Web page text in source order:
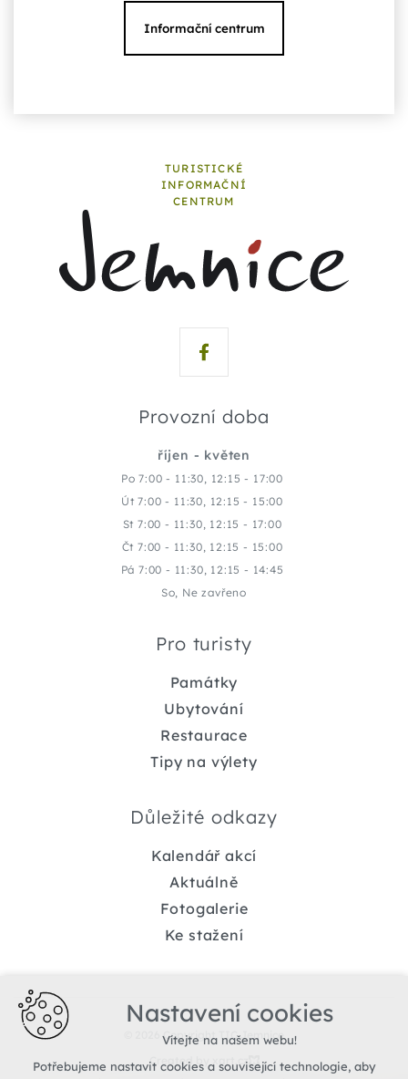
Informační centrum
TURISTICKÉ
INFORMAČNÍ
CENTRUM
Provozní doba
říjen - květen
Po 7:00 - 11:30, 12:15 - 17:00
Út 7:00 - 11:30, 12:15 - 15:00
St 7:00 - 11:30, 12:15 - 17:00
Čt 7:00 - 11:30, 12:15 - 15:00
Pá 7:00 - 11:30, 12:15 - 14:45
So, Ne zavřeno
Pro turisty
Památky
Ubytování
Restaurace
Tipy na výlety
Důležité odkazy
Kalendář akcí
Aktuálně
Fotogalerie
Ke stažení
© 2026 Copyright TIC Jemnice
Created by xart.cz
Nastavení cookies
Vítejte na našem webu!
Potřebujeme nastavit cookies a související technologie, aby